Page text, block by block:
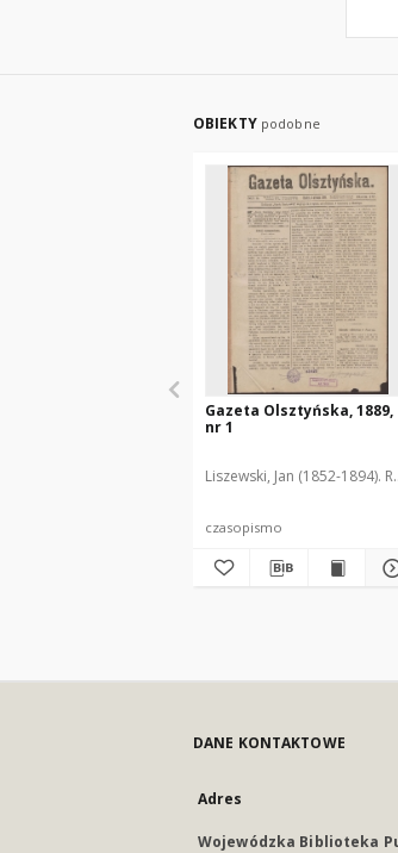
OBIEKTY podobne
Gazeta Olsztyńska, 1889,
nr 1
Liszewski, Jan (1852-1894).
czasopismo
DANE KONTAKTOWE
Adres
Wojewódzka Biblioteka